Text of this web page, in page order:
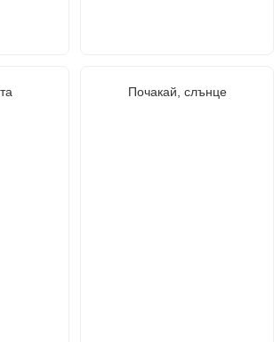
Почакай, слънце